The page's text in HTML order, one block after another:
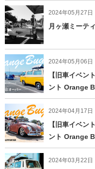
2024年05月27日
月ヶ瀬ミーテ
2024年05月06日
【旧車イベン
ント Orange
2024年04月17日
【旧車イベン
ント Orange
2024年03月22日